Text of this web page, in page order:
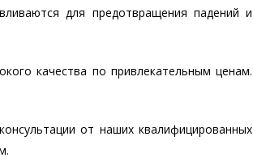
для предотвращения падений и
качества по привлекательным ценам.
от наших квалифицированных